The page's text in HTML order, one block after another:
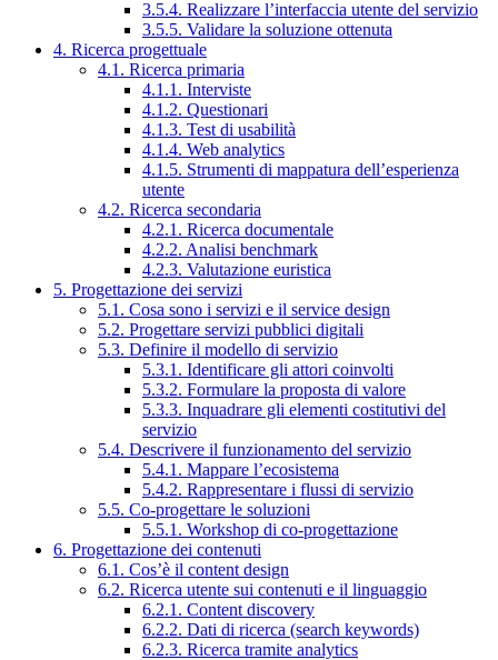
3.5.4. Realizzare l’interfaccia utente del servizio
3.5.5. Validare la soluzione ottenuta
4. Ricerca progettuale
4.1. Ricerca primaria
4.1.1. Interviste
4.1.2. Questionari
4.1.3. Test di usabilità
4.1.4. Web analytics
4.1.5. Strumenti di mappatura dell’esperienza
utente
4.2. Ricerca secondaria
4.2.1. Ricerca documentale
4.2.2. Analisi benchmark
4.2.3. Valutazione euristica
5. Progettazione dei servizi
5.1. Cosa sono i servizi e il service design
5.2. Progettare servizi pubblici digitali
5.3. Definire il modello di servizio
5.3.1. Identificare gli attori coinvolti
5.3.2. Formulare la proposta di valore
5.3.3. Inquadrare gli elementi costitutivi del
servizio
5.4. Descrivere il funzionamento del servizio
5.4.1. Mappare l’ecosistema
5.4.2. Rappresentare i flussi di servizio
5.5. Co-progettare le soluzioni
5.5.1. Workshop di co-progettazione
6. Progettazione dei contenuti
6.1. Cos’è il content design
6.2. Ricerca utente sui contenuti e il linguaggio
6.2.1. Content discovery
6.2.2. Dati di ricerca (search keywords)
6.2.3. Ricerca tramite analytics